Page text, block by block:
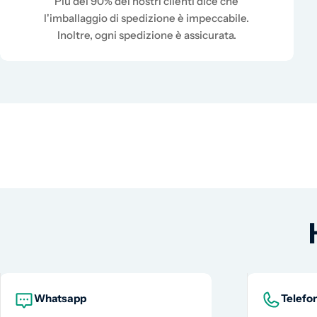
l'imballaggio di spedizione è impeccabile.
Inoltre, ogni spedizione è assicurata.
Whatsapp